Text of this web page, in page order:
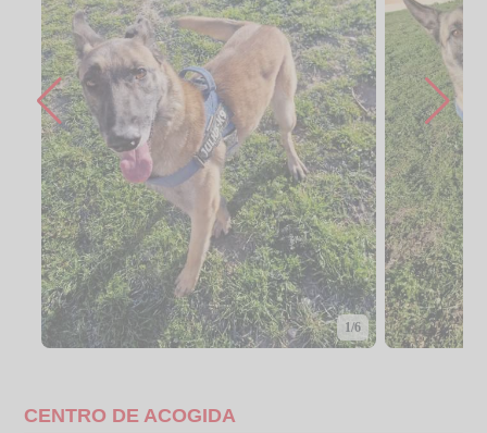
1/6
CENTRO DE ACOGIDA